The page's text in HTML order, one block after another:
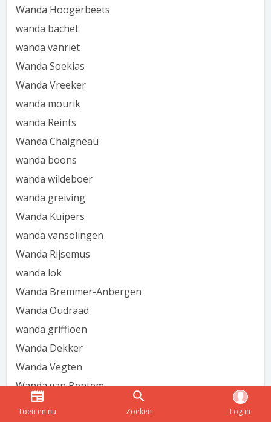
Wanda Hoogerbeets
wanda bachet
wanda vanriet
Wanda Soekias
Wanda Vreeker
wanda mourik
wanda Reints
Wanda Chaigneau
wanda boons
wanda wildeboer
wanda greiving
Wanda Kuipers
wanda vansolingen
Wanda Rijsemus
wanda lok
Wanda Bremmer-Anbergen
Wanda Oudraad
wanda griffioen
Wanda Dekker
Wanda Vegten
Wanda van Bentem
wanda -orth
Toen en nu Zoeken Log in